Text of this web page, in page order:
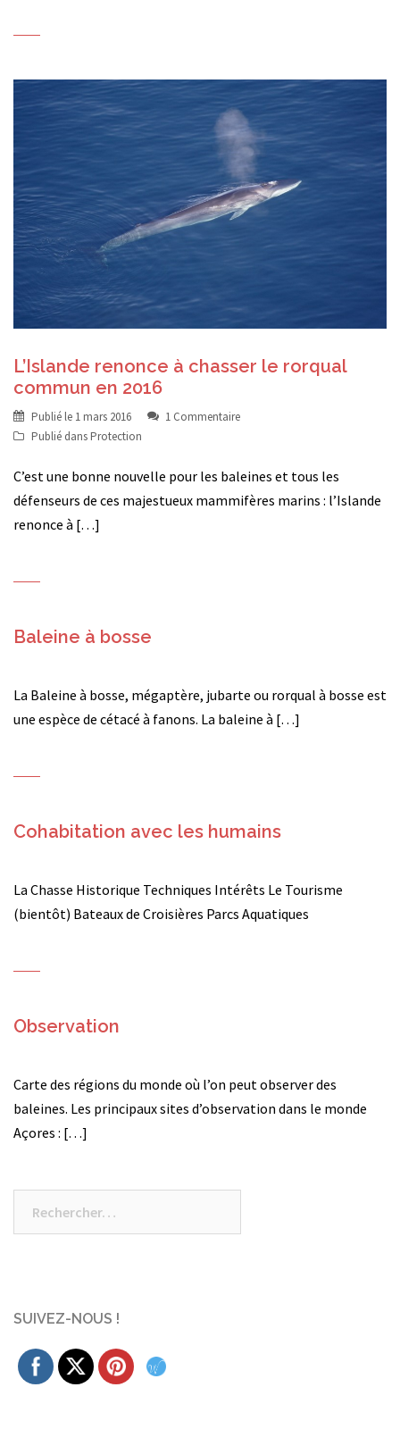
L’Islande renonce à chasser le rorqual
commun en 2016
Publié le 1 mars 2016
1 Commentaire
Publié dans Protection
C’est une bonne nouvelle pour les baleines et tous les
défenseurs de ces majestueux mammifères marins : l’Islande
renonce à […]
Baleine à bosse
La Baleine à bosse, mégaptère, jubarte ou rorqual à bosse est
une espèce de cétacé à fanons. La baleine à […]
Cohabitation avec les humains
La Chasse Historique Techniques Intérêts Le Tourisme
(bientôt) Bateaux de Croisières Parcs Aquatiques
Observation
Carte des régions du monde où l’on peut observer des
baleines. Les principaux sites d’observation dans le monde
Açores : […]
SUIVEZ-NOUS !